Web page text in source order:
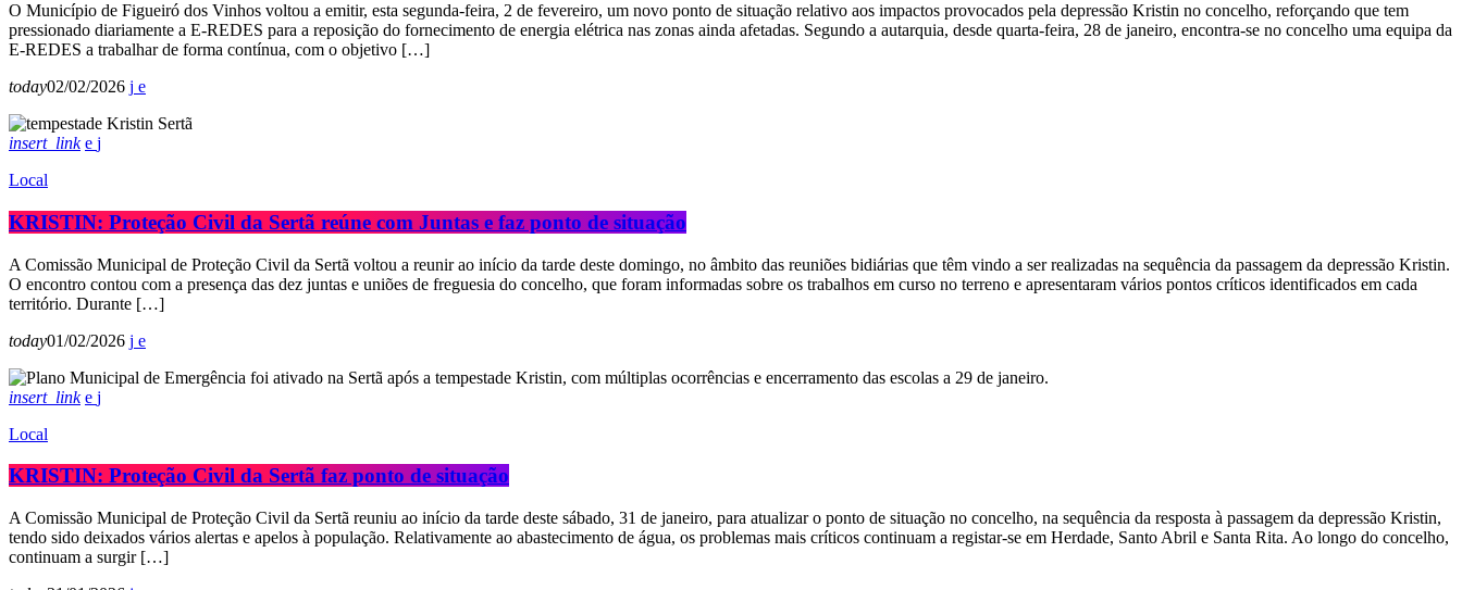
O Município de Figueiró dos Vinhos voltou a emitir, esta segunda-feira, 2 de fevereiro, um novo ponto de situação relativo aos impactos provocados pela depressão Kristin no concelho, reforçando que tem
pressionado diariamente a E-REDES para a reposição do fornecimento de energia elétrica nas zonas ainda afetadas. Segundo a autarquia, desde quarta-feira, 28 de janeiro, encontra-se no concelho uma equipa da
E-REDES a trabalhar de forma contínua, com o objetivo […]
today02/02/2026
insert_link
Local
KRISTIN: Proteção Civil da Sertã reúne com Juntas e faz ponto de situação
A Comissão Municipal de Proteção Civil da Sertã voltou a reunir ao início da tarde deste domingo, no âmbito das reuniões bidiárias que têm vindo a ser realizadas na sequência da passagem da depressão Kristin.
O encontro contou com a presença das dez juntas e uniões de freguesia do concelho, que foram informadas sobre os trabalhos em curso no terreno e apresentaram vários pontos críticos identificados em cada
território. Durante […]
today01/02/2026
insert_link
Local
KRISTIN: Proteção Civil da Sertã faz ponto de situação
A Comissão Municipal de Proteção Civil da Sertã reuniu ao início da tarde deste sábado, 31 de janeiro, para atualizar o ponto de situação no concelho, na sequência da resposta à passagem da depressão Kristin,
tendo sido deixados vários alertas e apelos à população. Relativamente ao abastecimento de água, os problemas mais críticos continuam a registar-se em Herdade, Santo Abril e Santa Rita. Ao longo do concelho,
continuam a surgir […]